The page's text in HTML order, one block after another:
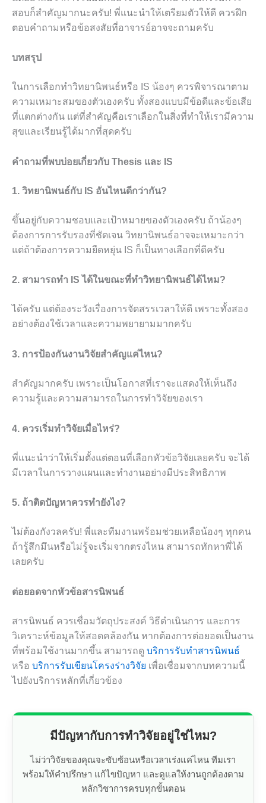
สอบก็สำคัญมากนะครับ! พี่แนะนำให้เตรียมตัวให้ดี ควรฝึก
ตอบคำถามหรือข้อสงสัยที่อาจารย์อาจจะถามครับ
บทสรุป
ในการเลือกทำวิทยานิพนธ์หรือ IS น้องๆ ควรพิจารณาตาม
ความเหมาะสมของตัวเองครับ ทั้งสองแบบมีข้อดีและข้อเสีย
ที่แตกต่างกัน แต่ที่สำคัญคือเราเลือกในสิ่งที่ทำให้เรามีความ
สุขและเรียนรู้ได้มากที่สุดครับ
คำถามที่พบบ่อยเกี่ยวกับ Thesis และ IS
1. วิทยานิพนธ์กับ IS อันไหนดีกว่ากัน?
ขึ้นอยู่กับความชอบและเป้าหมายของตัวเองครับ ถ้าน้องๆ
ต้องการการรับรองที่ชัดเจน วิทยานิพนธ์อาจจะเหมาะกว่า
แต่ถ้าต้องการความยืดหยุ่น IS ก็เป็นทางเลือกที่ดีครับ
2. สามารถทำ IS ได้ในขณะที่ทำวิทยานิพนธ์ได้ไหม?
ได้ครับ แต่ต้องระวังเรื่องการจัดสรรเวลาให้ดี เพราะทั้งสอง
อย่างต้องใช้เวลาและความพยายามมากครับ
3. การป้องกันงานวิจัยสำคัญแค่ไหน?
สำคัญมากครับ เพราะเป็นโอกาสที่เราจะแสดงให้เห็นถึง
ความรู้และความสามารถในการทำวิจัยของเรา
4. ควรเริ่มทำวิจัยเมื่อไหร่?
พี่แนะนำว่าให้เริ่มตั้งแต่ตอนที่เลือกหัวข้อวิจัยเลยครับ จะได้
มีเวลาในการวางแผนและทำงานอย่างมีประสิทธิภาพ
5. ถ้าติดปัญหาควรทำยังไง?
ไม่ต้องกังวลครับ! พี่และทีมงานพร้อมช่วยเหลือน้องๆ ทุกคน
ถ้ารู้สึกมึนหรือไม่รู้จะเริ่มจากตรงไหน สามารถทักหาพี่ได้
เลยครับ
ต่อยอดจากหัวข้อสารนิพนธ์
สารนิพนธ์ ควรเชื่อมวัตถุประสงค์ วิธีดำเนินการ และการ
วิเคราะห์ข้อมูลให้สอดคล้องกัน หากต้องการต่อยอดเป็นงาน
ที่พร้อมใช้งานมากขึ้น สามารถดู บริการรับทำสารนิพนธ์
หรือ บริการรับเขียนโครงร่างวิจัย เพื่อเชื่อมจากบทความนี้
ไปยังบริการหลักที่เกี่ยวข้อง
มีปัญหากับการทำวิจัยอยู่ใช่ไหม?
ไม่ว่าวิจัยของคุณจะซับซ้อนหรือเวลาเร่งแค่ไหน ทีมเรา
พร้อมให้คำปรึกษา แก้ไขปัญหา และดูแลให้งานถูกต้องตาม
หลักวิชาการครบทุกขั้นตอน